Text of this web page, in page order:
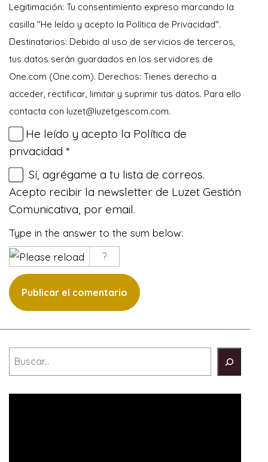
Legitimación: Tu consentimiento expreso marcando la
casilla "He leído y acepto la Política de Privacidad".
Destinatarios: Debido al uso de servicios de terceros,
tus datos serán guardados en los servidores de
One.com (One.com). Derechos: Tienes derecho a
acceder, rectificar, limitar y suprimir tus datos. Para ello
contacta con moc.mocsegtezul@tezul.
He leído y acepto la Política de
privacidad *
Sí, agrégame a tu lista de correos.
Acepto recibir la newsletter de Luzet Gestión
Comunicativa, por email.
Type in the answer to the sum below:
Buscar